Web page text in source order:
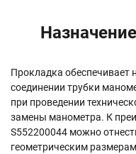
Прокладка обеспечивает
соединении трубки
при проведении
замены манометра. К
S552200044 можно
геометрическим